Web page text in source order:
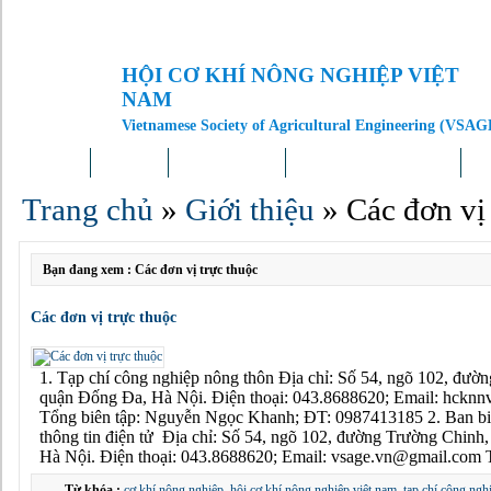
HỘI CƠ KHÍ NÔNG NGHIỆP VIỆT
NAM
Vietnamese Society of Agricultural Engineering
Trang chủ » Giới thiệu » Các đơn
Bạn đang xem : Các đơn vị trực thuộc
Các đơn vị trực thuộc
1. Tạp chí công nghiệp nông thôn Địa chỉ: Số 54, ngõ 102,
quận Đống Đa, Hà Nội. Điện thoại: 043.8688620; Email:
Tổng biên tập: Nguyễn Ngọc Khanh; ĐT: 0987413185 2. Ban
thông tin điện tử Địa chỉ: Số 54, ngõ 102, đường Trường
Hà Nội. Điện thoại: 043.8688620; Email: vsage.vn@gmail.com